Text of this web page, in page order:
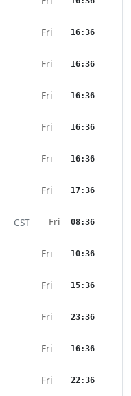
Fri 16:36
Fri 16:36
Fri 16:36
Fri 16:36
Fri 16:36
Fri 17:36
CST Fri 08:36
Fri 10:36
Fri 15:36
Fri 23:36
Fri 16:36
Fri 22:36